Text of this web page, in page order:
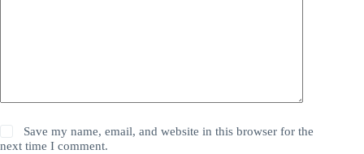
Save my name, email, and website in this browser for the
next time I comment.